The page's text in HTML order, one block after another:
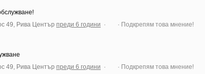
49, Рива Център преди 6 години · · Подкрепям това мнение!
49, Рива Център преди 6 години · · Подкрепям това мнение!